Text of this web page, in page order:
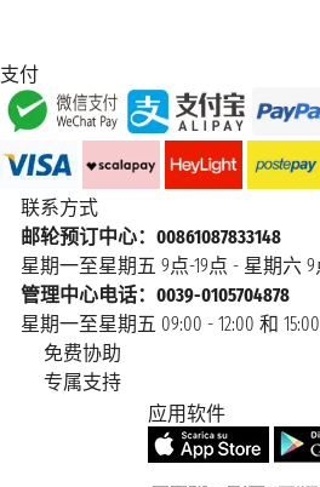
支付
联系方式
邮轮预订中心：00861087833148
星期一至星期五 9点-19点 - 星期六 9
管理中心电话：0039-0105704878
星期一至星期五 09:00 - 12:00 和 15:00
免费协助
专属支持
应用软件